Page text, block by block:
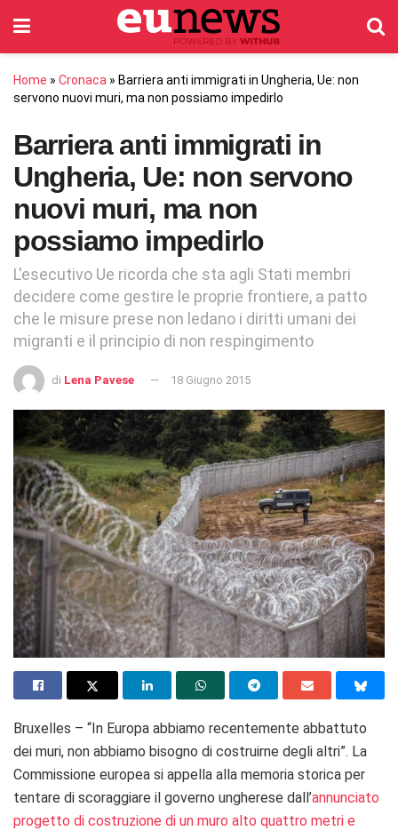
Home » Cronaca » Barriera anti immigrati in Ungheria, Ue: non
servono nuovi muri, ma non possiamo impedirlo
Barriera anti immigrati in
Ungheria, Ue: non servono
nuovi muri, ma non
possiamo impedirlo
L'esecutivo Ue ricorda che sta agli Stati membri
decidere come gestire le proprie frontiere, a patto
che le misure prese non ledano i diritti umani dei
migranti e il principio di non respingimento
di Lena Pavese 18 Giugno 2015
Bruxelles – “In Europa abbiamo recentemente abbattuto
dei muri, non abbiamo bisogno di costruirne degli altri”. La
Commissione europea si appella alla memoria storica per
tentare di scoraggiare il governo ungherese dall’annunciato
progetto di costruzione di un muro alto quattro metri e